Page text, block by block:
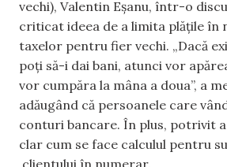
vechi), Valentin Eșanu, într-o
criticat ideea de a limita plățile în
taxelor pentru fier vechi. „Dacă
poți să-i dai bani, atunci vor
vor cumpăra la mâna a doua”, a
adăugând că persoanele care
conturi bancare. În plus, potrivit
clar cum se face calculul pentru
clientului în numerar.